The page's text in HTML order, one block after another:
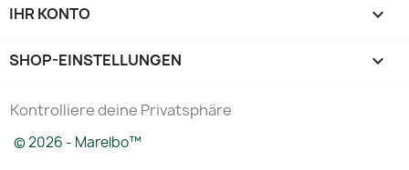
IHR KONTO 
SHOP-EINSTELLUNGEN keyboard_arrow_down
Kontrolliere deine Privatsphäre
© 2026 - Marelbo™